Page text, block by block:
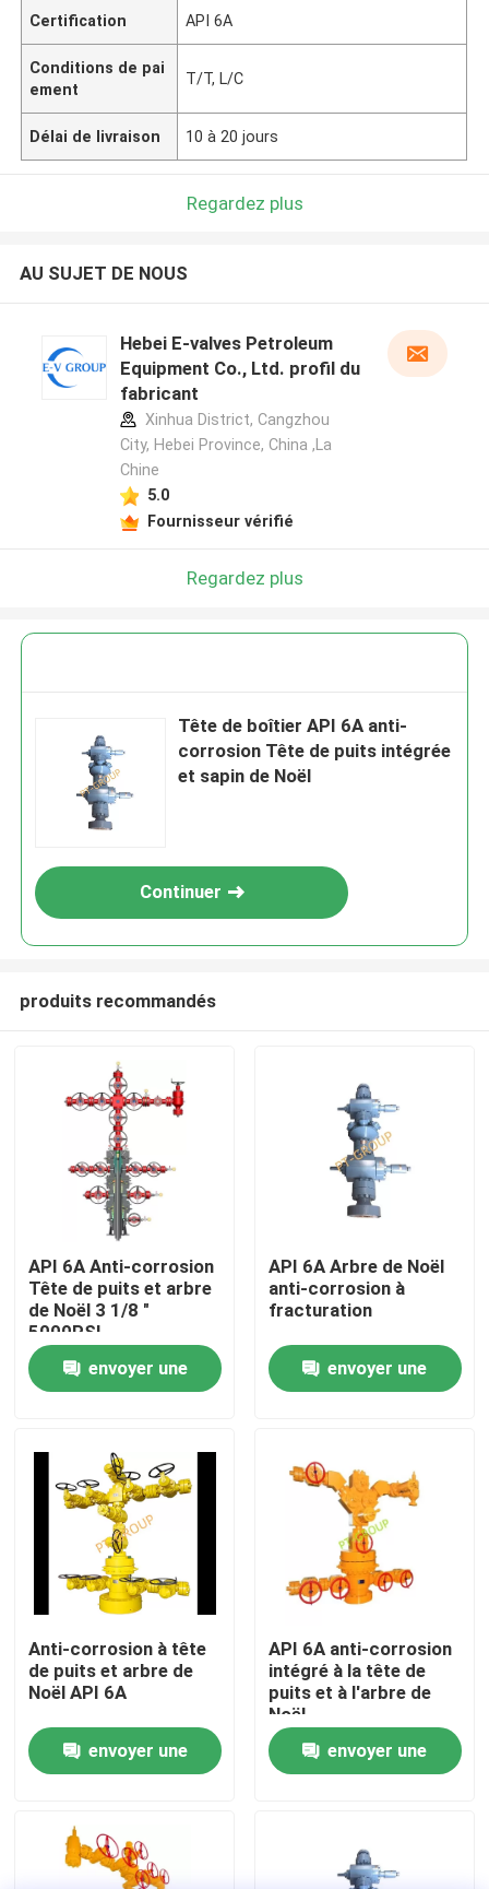
Aperçu
Produits
A propos de nous
Visite d'usine
Contrôle de la qualité
Contact
nouvelles
Tous les cas
Revêtement de pompe de boue
Certification API 6A
Conditions de pai
ement
T/T, L/C
Délai de livraison 10 à 20 jours
Regardez plus
AU SUJET DE NOUS
Hebei E-valves Petroleum
Equipment Co., Ltd. profil du
fabricant
Xinhua District, Cangzhou
City, Hebei Province, China ,La
Chine
5.0
Fournisseur vérifié
Regardez plus
Tête de boîtier API 6A anti-
corrosion Tête de puits intégrée
et sapin de Noël
Continuer
produits recommandés
API 6A Anti-corrosion
Tête de puits et arbre
de Noël 3 1/8 "
5000PSI
envoyer une
API 6A Arbre de Noël
anti-corrosion à
fracturation
envoyer une
Anti-corrosion à tête
de puits et arbre de
Noël API 6A
envoyer une
API 6A anti-corrosion
intégré à la tête de
puits et à l'arbre de
Noël
envoyer une